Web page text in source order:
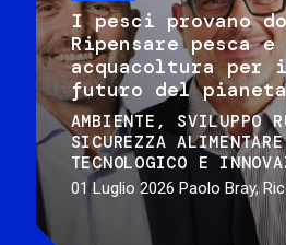
I pesci provano
Ripensare pesca e
acquacoltura per
futuro del pianeta
AMBIENTE
SVILUPPO
SICUREZZA ALIMENTARE
TECNOLOGICO E
01 Luglio 2026 Paolo Bray,